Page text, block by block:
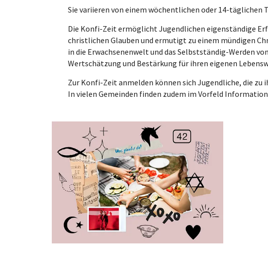
Sie variieren von einem wöchentlichen oder 14-
Die Konfi-Zeit ermöglicht Jugendlichen eigenständige
christlichen Glauben und ermutigt zu einem mündigen
in die Erwachsenenwelt und das Selbstständig-Werden
Wertschätzung und Bestärkung für ihren eigenen
Zur Konfi-Zeit anmelden können sich Jugendliche, die zu
In vielen Gemeinden finden zudem im Vorfeld